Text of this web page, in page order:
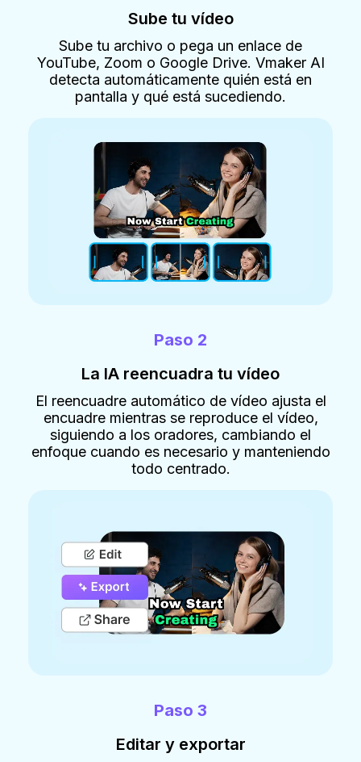
Sube tu vídeo
Sube tu archivo o pega un enlace de
YouTube, Zoom o Google Drive. Vmaker AI
detecta automáticamente quién está en
pantalla y qué está sucediendo.
Paso 2
La IA reencuadra tu vídeo
El reencuadre automático de vídeo ajusta el
encuadre mientras se reproduce el vídeo,
siguiendo a los oradores, cambiando el
enfoque cuando es necesario y manteniendo
todo centrado.
Paso 3
Editar y exportar